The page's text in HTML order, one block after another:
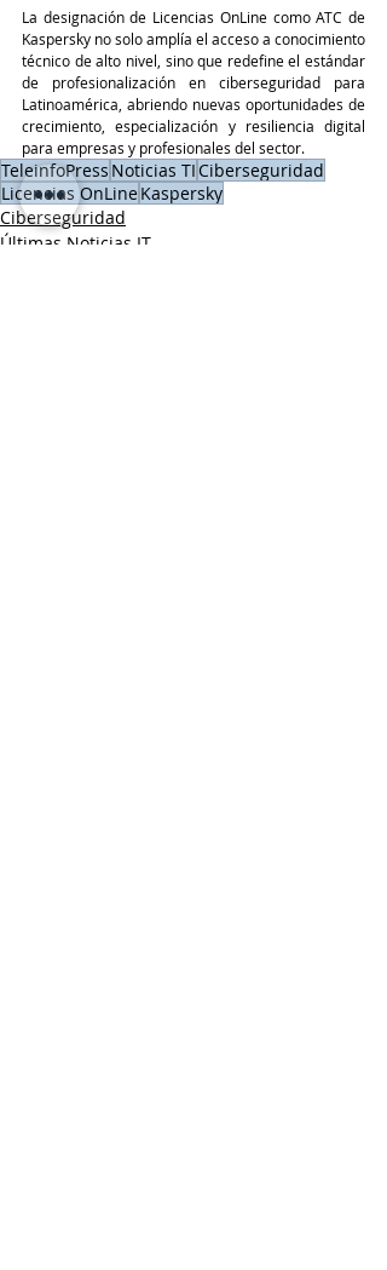
La designación de Licencias OnLine como ATC de
Kaspersky no solo amplía el acceso a conocimiento
técnico de alto nivel, sino que redefine el estándar
de profesionalización en ciberseguridad para
Latinoamérica, abriendo nuevas oportunidades de
crecimiento, especialización y resiliencia digital
para empresas y profesionales del sector.
TeleinfoPress Noticias TICiberseguridad
Licencias OnLineKaspersky
Ciberseguridad
Últimas Noticias IT